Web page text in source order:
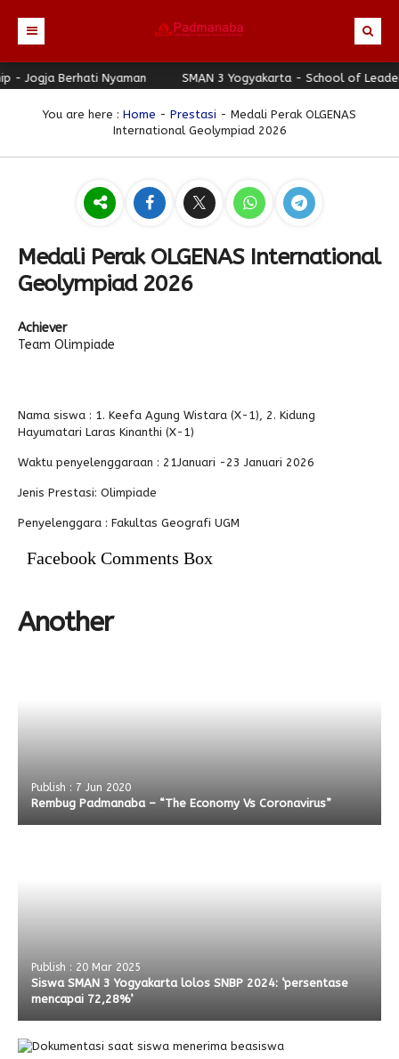
Beranda
Profil
Struktur Organisasi
Pengumuman
Guru & Karyawan
Karya Siswa
Antologi Puisi 1
Antologi Puisi 2
Antologi Puisi 3
Antologi Puisi 4
Antologi Cerpen B.Inggris
Kegiatan Kemitraan
Bulletin
Penbes 2026
Alumni
Berhati Nyaman SMAN 3 Yogyakarta - School of
You are here : Home - Prestasi - Medali Perak OLGENAS
International Geolympiad 2026
Medali Perak OLGENAS International
Geolympiad 2026
Achiever
Team Olimpiade
Nama siswa : 1. Keefa Agung Wistara (X-1), 2. Kidung
Hayumatari Laras Kinanthi (X-1)
Waktu penyelenggaraan : 21Januari -23 Januari 2026
Jenis Prestasi: Olimpiade
Penyelenggara : Fakultas Geografi UGM
Facebook Comments Box
Another
Publish : 7 Jun 2020
Rembug Padmanaba – “The Economy Vs Coronavirus”
Publish : 20 Mar 2025
Siswa SMAN 3 Yogyakarta lolos SNBP 2024: ‘persentase
mencapai 72,28%’